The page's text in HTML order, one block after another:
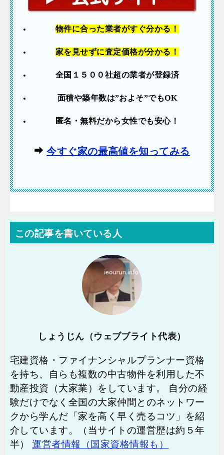
物件に合った業者がすぐ分かる！
家を見せずに査定価格が分かる！
全国１５００社超の業者が登録済
面積や築年数は”およそ”でもOK
匿名・無料だから女性でも安心！
今すぐ家の最高値を知ってみる
この記事を書いている人
しょうじん（ウェブブライト代表）
宅建資格・ファイナンシャルプランナー資格
を持ち、自らも複数の中古物件を利用した不
動産投資（大家業）をしています。 自分の経
験だけでなく全国の大家仲間とのネットワー
クから学んだ「家を高く早く売るコツ」を紹
介しています。（当サイトの運営歴は約５年
半）運営者情報（国家資格情報も）